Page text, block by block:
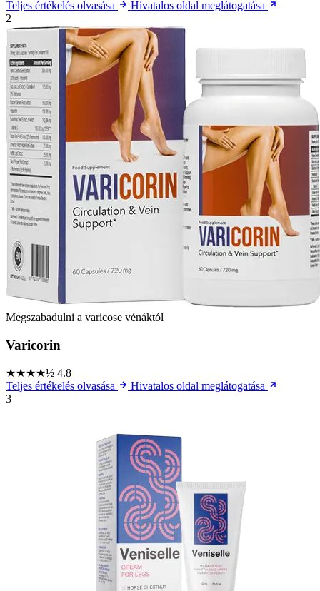
Teljes értékelés olvasása
Hivatalos oldal meglátogatása
2
Megszabadulni a varicose vénáktól
Varicorin
★★★★½ 4.8
Teljes értékelés olvasása
Hivatalos oldal meglátogatása
3